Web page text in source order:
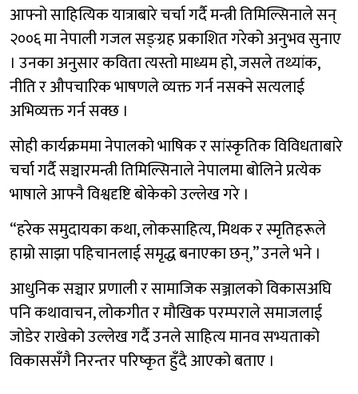
आफ्नो साहित्यिक यात्राबारे चर्चा गर्दै मन्त्री तिमिल्सिनाले सन्
२००६ मा नेपाली गजल सङ्ग्रह प्रकाशित गरेको अनुभव सुनाए
। उनका अनुसार कविता त्यस्तो माध्यम हो, जसले तथ्यांक,
नीति र औपचारिक भाषणले व्यक्त गर्न नसक्ने सत्यलाई
अभिव्यक्त गर्न सक्छ ।
सोही कार्यक्रममा नेपालको भाषिक र सांस्कृतिक विविधताबारे
चर्चा गर्दै सञ्चारमन्त्री तिमिल्सिनाले नेपालमा बोलिने प्रत्येक
भाषाले आफ्नै विश्वदृष्टि बोकेको उल्लेख गरे ।
“हरेक समुदायका कथा, लोकसाहित्य, मिथक र स्मृतिहरूले
हाम्रो साझा पहिचानलाई समृद्ध बनाएका छन्,” उनले भने ।
आधुनिक सञ्चार प्रणाली र सामाजिक सञ्जालको विकासअघि
पनि कथावाचन, लोकगीत र मौखिक परम्पराले समाजलाई
जोडेर राखेको उल्लेख गर्दै उनले साहित्य मानव सभ्यताको
विकाससँगै निरन्तर परिष्कृत हुँदै आएको बताए ।